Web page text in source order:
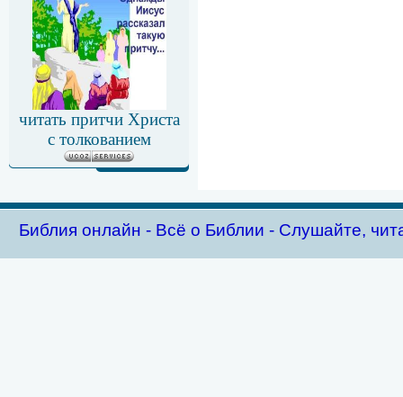
читать притчи Христа
с толкованием
Библия oнлайн - Всё о Библии - Слушайте,